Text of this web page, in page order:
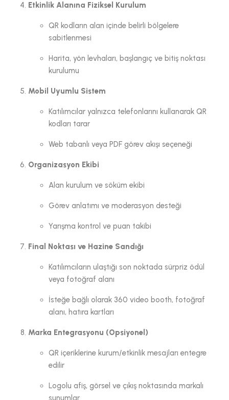
Etkinlik Alanına Fiziksel Kurulum
QR kodların alan içinde belirli bölgelere
sabitlenmesi
Harita, yön levhaları, başlangıç ve bitiş noktası
kurulumu
Mobil Uyumlu Sistem
Katılımcılar yalnızca telefonlarını kullanarak QR
kodları tarar
Web tabanlı veya PDF görev akışı seçeneği
Organizasyon Ekibi
Alan kurulum ve söküm ekibi
Görev anlatımı ve moderasyon desteği
Yarışma kontrol ve puan takibi
Final Noktası ve Hazine Sandığı
Katılımcıların ulaştığı son noktada sürpriz ödül
veya fotoğraf alanı
İsteğe bağlı olarak 360 video booth, fotoğraf
alanı, hatıra kartları
Marka Entegrasyonu (Opsiyonel)
QR içeriklerine kurum/etkinlik mesajları entegre
edilir
Logolu afiş, görsel ve çıkış noktasında markalı
sunumlar